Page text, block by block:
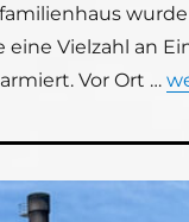
Vielzahl an
Vor Ort …